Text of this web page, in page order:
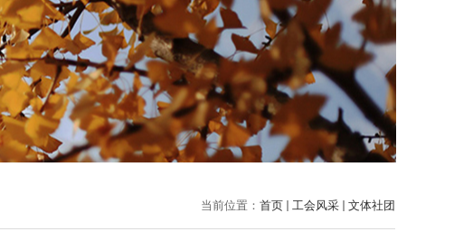
当前位置： 首页 工会风采 文体社团